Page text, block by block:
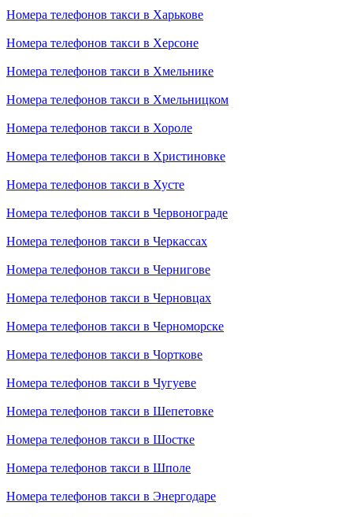
Номера телефонов такси в Харькове
Номера телефонов такси в Херсоне
Номера телефонов такси в Хмельнике
Номера телефонов такси в Хмельницком
Номера телефонов такси в Хороле
Номера телефонов такси в Христиновке
Номера телефонов такси в Хусте
Номера телефонов такси в Червонограде
Номера телефонов такси в Черкассах
Номера телефонов такси в Чернигове
Номера телефонов такси в Черновцах
Номера телефонов такси в Черноморске
Номера телефонов такси в Чорткове
Номера телефонов такси в Чугуеве
Номера телефонов такси в Шепетовке
Номера телефонов такси в Шостке
Номера телефонов такси в Шполе
Номера телефонов такси в Энергодаре